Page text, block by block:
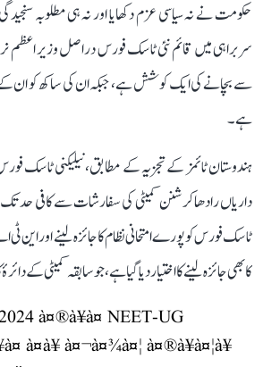
حکومت نے نہ سیاسی عزم دکھایا اور نہ ہی مطلوبہ
سربراہی میں قائم نئی ٹاسک فورس دراصل وزیر اعظم
سے بچانے کی ایک کوشش ہے، جبکہ ان کی ساکھ کو ان کے
ہے۔
ہندوستان ٹائمز کے تجزیہ کے مطابق، نیلیکنی ٹاسک
داریاں رادھاکرشنن کمیٹی کی سفارشات سے کافی حد تک
ٹاسک فورس کو پورے امتحانی نظام کا جائزہ لینے اور این
کا بھی جائزہ لینے کا اختیار دیا گیا ہے، جو سابقہ کمیٹی کے
à¤®à¥à¤ NEET-UG
à¤à¥ à¤¬à¤¾à¤¦ à¤®à¥à¤¦à¥